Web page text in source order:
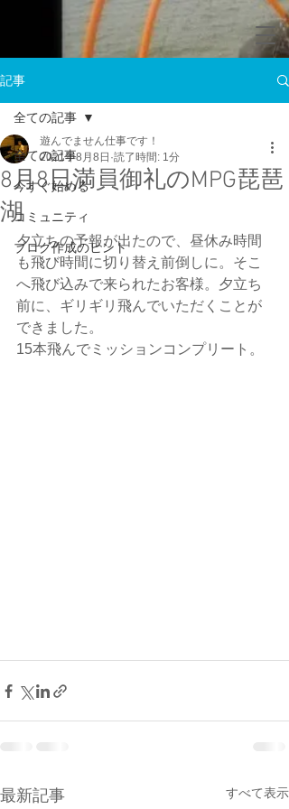
記事
全ての記事
今すぐ始める
コミュニティ
ブログ作成のヒント
全ての記事
8月8日満員御礼のMPG琵琶
湖
遊んでません仕事です！
2021年8月8日 読了時間: 1分
夕立ちの予報が出たので、昼休み時間
も飛び時間に切り替え前倒しに。そこ
へ飛び込みで来られたお客様。夕立ち
前に、ギリギリ飛んでいただくことが
できました。
15本飛んでミッションコンプリート。
最新記事 すべて表示